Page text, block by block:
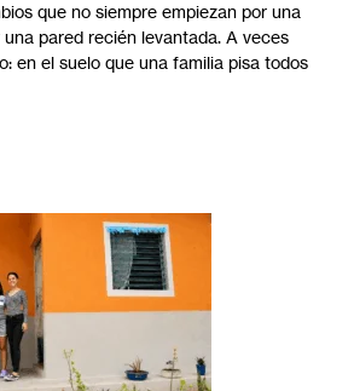
que no siempre empiezan por una
pared recién levantada. A veces
en el suelo que una familia pisa todos